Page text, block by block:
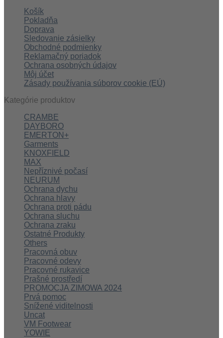
Košík
Pokladňa
Doprava
Sledovanie zásielky
Obchodné podmienky
Reklamačný poriadok
Ochrana osobných údajov
Môj účet
Zásady používania súborov cookie (EÚ)
Kategórie produktov
CRAMBE
DAYBORO
EMERTON+
Garments
KNOXFIELD
MAX
Nepříznivé počasí
NEURUM
Ochrana dychu
Ochrana hlavy
Ochrana proti pádu
Ochrana sluchu
Ochrana zraku
Ostatné Produkty
Others
Pracovná obuv
Pracovné odevy
Pracovné rukavice
Prašné prostředí
PROMOCJA ZIMOWA 2024
Prvá pomoc
Snížené viditelnosti
Uncat
VM Footwear
YOWIE